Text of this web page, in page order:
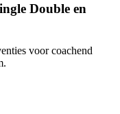
Double en
voor coachend